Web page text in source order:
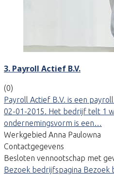
3. Payroll Actief B.V.
(0)
Payroll Actief B.V. is een
02-01-2015. Het bedrijf telt 1
ondernemingsvorm is een…
Werkgebied Anna Paulowna
Contactgegevens
Besloten vennootschap met
Bezoek bedrijfspagina Bezoek